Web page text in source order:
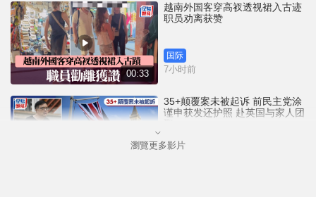
00:33
越南外国客穿高衩透视裙入古迹
职员劝离获赞
国际
7小时前
35+颠覆案未被起诉 前民主党涂
谨申获发还护照 赴英国与家人团
港闻
瀏覽更多影片